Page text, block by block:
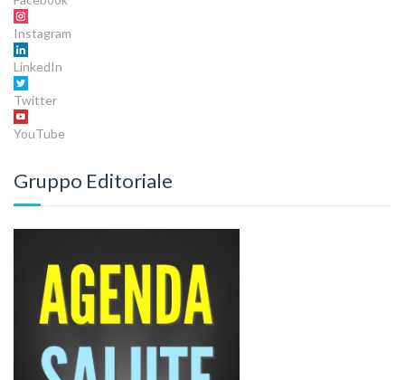
Instagram
LinkedIn
Twitter
YouTube
Gruppo Editoriale